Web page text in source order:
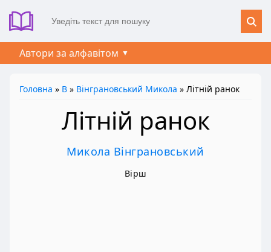
Автори за алфавітом
Головна » В » Вінграновський Микола » Літній ранок
Літній ранок
Микола Вінграновський
Вірш